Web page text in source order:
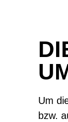
Um
bzw.